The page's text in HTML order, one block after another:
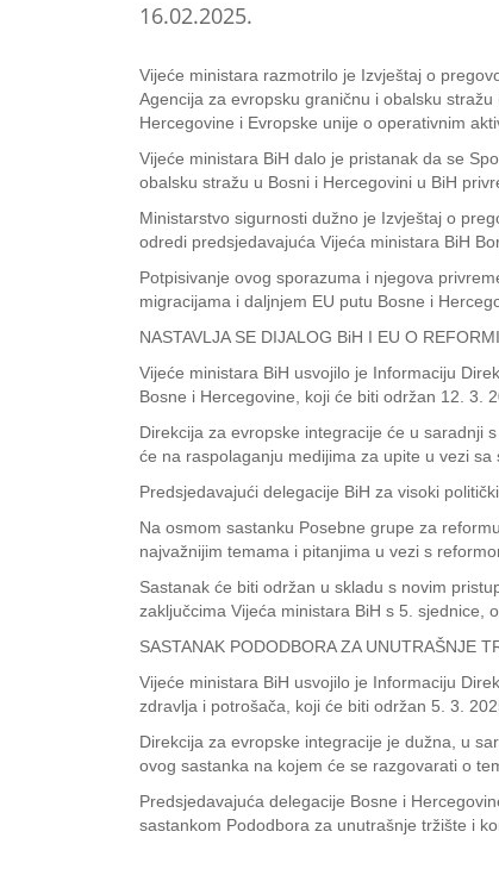
16.02.2025.
Vijeće ministara razmotrilo je Izvještaj o
Agencija za evropsku graničnu i obalsku
Hercegovine i Evropske unije o operativnim
Vijeće ministara BiH dalo je pristanak da se
obalsku stražu u Bosni i Hercegovini u BiH
Ministarstvo sigurnosti dužno je Izvještaj o
odredi predsjedavajuća Vijeća ministara BiH
Potpisivanje ovog sporazuma i njegova
migracijama i daljnjem EU putu Bosne i
NASTAVLJA SE DIJALOG BiH I EU O
Vijeće ministara BiH usvojilo je Informaciju
Bosne i Hercegovine, koji će biti održan 12. 3.
Direkcija za evropske integracije će u saradnji
će na raspolaganju medijima za upite u vezi sa
Predsjedavajući delegacije BiH za visoki
Na osmom sastanku Posebne grupe za
najvažnijim temama i pitanjima u vezi s
Sastanak će biti održan u skladu s novim
zaključcima Vijeća ministara BiH s 5. sjednice,
SASTANAK PODODBORA ZA UNUTRAŠNJE
Vijeće ministara BiH usvojilo je Informaciju
zdravlja i potrošača, koji će biti održan 5. 3.
Direkcija za evropske integracije je dužna, u
ovog sastanka na kojem će se razgovarati o
Predsjedavajuća delegacije Bosne i
sastankom Pododbora za unutrašnje tržište i